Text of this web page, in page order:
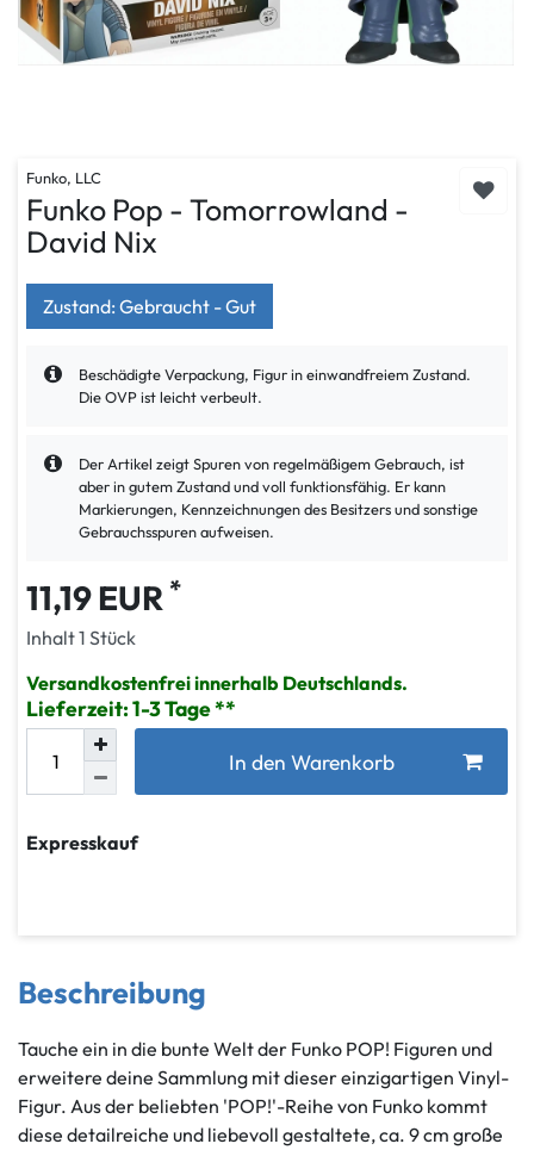
Funko, LLC
Funko Pop - Tomorrowland -
David Nix
Beschädigte Verpackung, Figur in einwandfreiem Zustand.
Die OVP ist leicht verbeult.
Zustand: Gebraucht - Gut
Der Artikel zeigt Spuren von regelmäßigem Gebrauch, ist
aber in gutem Zustand und voll funktionsfähig. Er kann
Markierungen, Kennzeichnungen des Besitzers und sonstige
Gebrauchsspuren aufweisen.
11,19 EUR *
Inhalt1 Stück
Versandkostenfrei innerhalb Deutschlands.
Lieferzeit: 1-3 Tage
In den Warenkorb
Expresskauf
Beschreibung
Tauche ein in die bunte Welt der Funko POP! Figuren und
erweitere deine Sammlung mit dieser einzigartigen Vinyl-
Figur. Aus der beliebten 'POP!'-Reihe von Funko kommt
diese detailreiche und liebevoll gestaltete, ca. 9 cm große